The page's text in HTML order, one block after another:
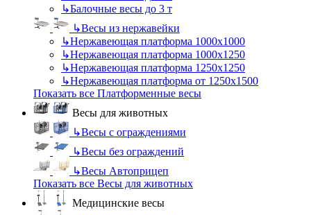
↳Балочные весы до 3 т
↳Весы из нержавейки
↳Нержавеющая платформа 1000х1000
↳Нержавеющая платформа 1000х1250
↳Нержавеющая платформа 1250х1250
↳Нержавеющая платформа от 1250х1500
Показать все Платформенные весы
Весы для животных
↳Весы с ограждениями
↳Весы без ограждений
↳Весы Автоприцеп
Показать все Весы для животных
Медицинские весы